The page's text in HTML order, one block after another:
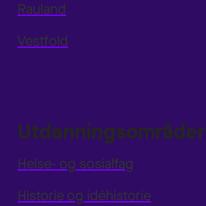
Rauland
Vestfold
Utdanningsområder
Helse- og sosialfag
Historie og idéhistorie